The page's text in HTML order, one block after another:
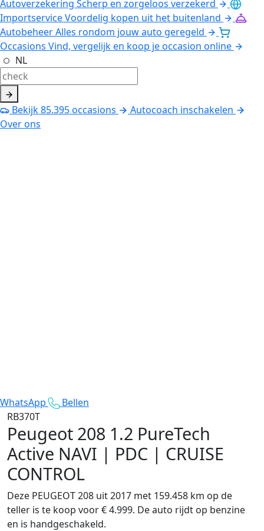
Autoverzekering Scherp en zorgeloos verzekerd
ImportserviceVoordelig kopen uit het buitenland
AutobeheerAlles rondom jouw auto geregeld
Occasions Vind, vergelijk en koop je occasion online
NL
Bekijk85.395occasions
Autocoach inschakelen
Over ons
WhatsApp
Bellen
RB370T
Peugeot 208 1.2 PureTech
Active NAVI | PDC | CRUISE
CONTROL
Deze PEUGEOT 208 uit 2017 met 159.458 km op de
teller is te koop voor € 4.999. De auto rijdt op benzine
en is handgeschakeld.